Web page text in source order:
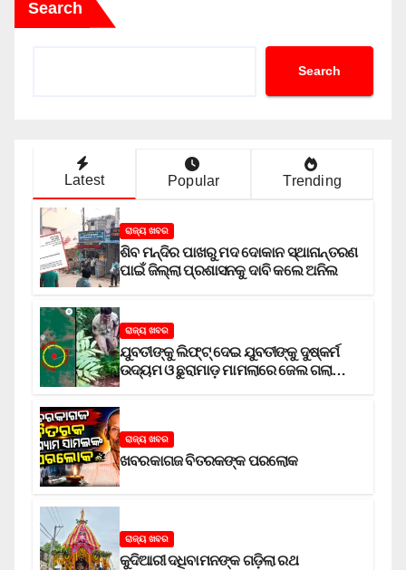
Search
Search
Latest Popular Trending
ରାଜ୍ୟ ଖବର
ଶିବ ମନ୍ଦିର ପାଖରୁ ମଦ ଦୋକାନ ସ୍ଥାନାନ୍ତରଣ
ପାଇଁ ଜିଲ୍ଲା ପ୍ରଶାସନକୁ ଦାବି କଲେ ଅନିଲ
ରାଜ୍ୟ ଖବର
ଯୁବତୀଙ୍କୁ ଲିଫ୍‌ଟ୍‌ ଦେଇ ଯୁବତୀଙ୍କୁ ଦୁଷ୍କର୍ମ
ଉଦ୍ୟମ ଓ ଛୁରାମାଡ଼ ମାମଲାରେ ଜେଲ ଗଲା
ରାଜ୍ୟ ଖବର
ଖବରକାଗଜ ବିତରକଙ୍କ ପରଲୋକ
ରାଜ୍ୟ ଖବର
କୁଦିଆରୀ ଦଧିବାମନଙ୍କ ଗଡ଼ିଲା ରଥ